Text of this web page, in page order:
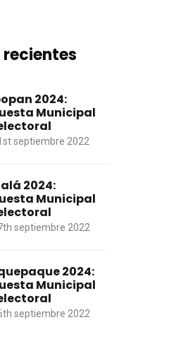
2024:
Municipal
septiembre 2022
2024:
Municipal
septiembre 2022
2024:
Municipal
septiembre 2022